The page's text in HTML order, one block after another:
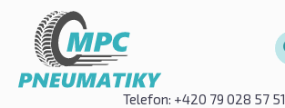
Telefon: +420 79 028 57 51